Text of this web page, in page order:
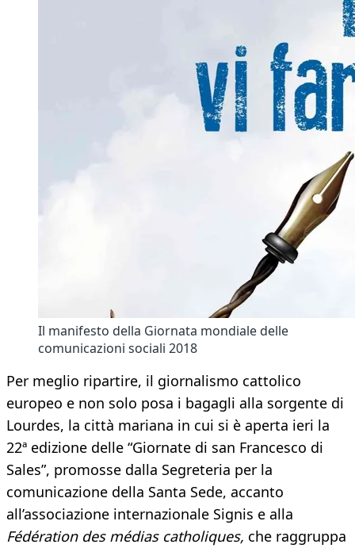
Il manifesto della Giornata mondiale delle
comunicazioni sociali 2018
Per meglio ripartire, il giornalismo cattolico
europeo e non solo posa i bagagli alla sorgente di
Lourdes, la città mariana in cui si è aperta ieri la
22ª edizione delle “Giornate di san Francesco di
Sales”, promosse dalla Segreteria per la
comunicazione della Santa Sede, accanto
all’associazione internazionale Signis e alla
Fédération des médias catholiques, che raggruppa